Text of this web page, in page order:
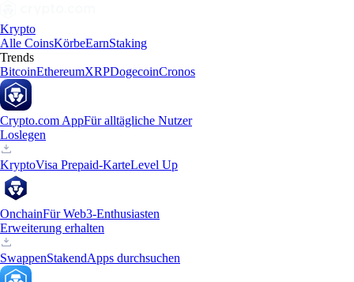
Krypto
Alle CoinsKörbeEarnStaking
Trends
BitcoinEthereumXRPDogecoinCronos
Crypto.com AppFür alltägliche Nutzer
Loslegen
KryptoVisa Prepaid-KarteLevel Up
OnchainFür Web3-Enthusiasten
Erweiterung erhalten
SwappenStakendApps durchsuchen